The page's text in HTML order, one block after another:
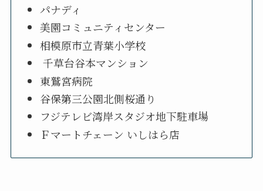
パナディ
美園コミュニティセンター
相模原市立青葉小学校
千草台谷本マンション
東鷲宮病院
谷保第三公園北側桜通り
フジテレビ湾岸スタジオ地下駐車場
Ｆマートチェーン いしはら店